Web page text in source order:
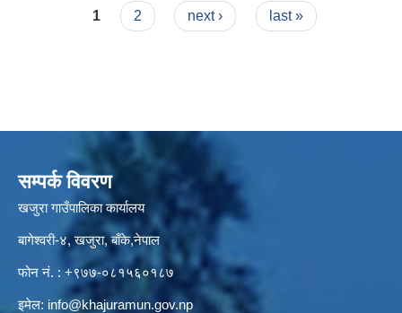
Pages
1 2 next › last »
सम्पर्क विवरण
खजुरा गाउँपालिका कार्यालय
बागेश्वरी-४, खजुरा, बाँके,नेपाल
फोन नं. : +९७७-०८१५६०१८७
इमेल: info@khajuramun.gov.np